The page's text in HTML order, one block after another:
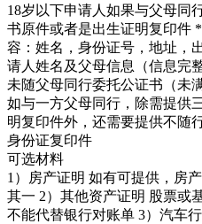
18岁以下申请人如果与父母同
书原件或者是出生证明复印件
容：姓名，身份证号，地址，
请人姓名及父母信息（信息完整
未随父母同行委托公证书（未
如与一方父母同行，除需提供
明复印件外，还需要提供不随
身份证复印件
可选材料
1）房产证明 如有可提供，房
其一 2）其他资产证明 股票或
不能代替银行对账单 3）汽车